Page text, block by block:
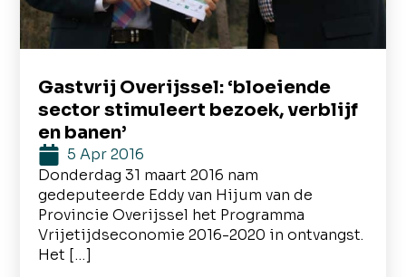
Gastvrij Overijssel: ‘bloeiende
sector stimuleert bezoek, verblijf
en banen’
5 Apr 2016
Donderdag 31 maart 2016 nam
gedeputeerde Eddy van Hijum van de
Provincie Overijssel het Programma
Vrijetijdseconomie 2016-2020 in ontvangst.
Het […]